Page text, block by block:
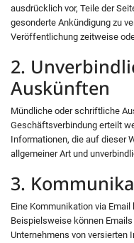
ausdrücklich vor, Teile der
gesonderte Ankündigung zu
Veröffentlichung zeitweise
2.
Auskünften
Mündliche oder schriftliche
Geschäftsverbindung erteilt
Informationen, die auf dieser
allgemeiner Art und
3.
Eine Kommunikation via
Beispielsweise können
Unternehmens von versierten